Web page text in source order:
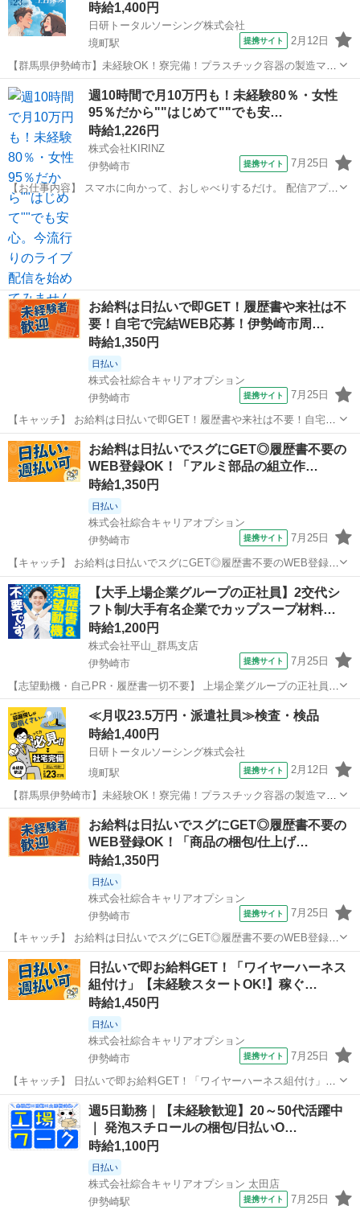
時給1,400円
日研トータルソーシング株式会社
境町駅
提携サイト 2月12日
【群馬県伊勢崎市】未経験OK！寮完備！プラスチック容器の製造マシ
ンオペレーター《お仕事No.3A446-JS》 お仕事について 化粧品や食品
等に使用されるプラスチック容器の製造です。原料（25kg）を台車を
使用して運搬およ...
群馬 伊勢崎市 境町駅 その他
週10時間で月10万円も！未経験80％・女性
95％だから""はじめて""でも安…
時給1,226円
株式会社KIRINZ
伊勢崎市
提携サイト 7月25日
【お仕事内容】 スマホに向かって、おしゃべりするだけ。 配信アプリ
（17LIVE／Pococha／IRIAM など）でライブ配信するお仕事です。
——————————— 配信内容はぜんぶ自由
——————————— ・今日...
群馬 伊勢崎市
お給料は日払いで即GET！履歴書や来社は不
要！自宅で完結WEB応募！伊勢崎市周…
時給1,350円
日払い
株式会社綜合キャリアオプション
伊勢崎市
提携サイト 7月25日
【キャッチ】 お給料は日払いで即GET！履歴書や来社は不要！自宅で
完結WEB応募！伊勢崎市周辺！ 【コメント】 ＼大手人材派遣会社で
働きませんか♪／ 「新しい職場は不安・・・」 「経験はないけどチャ
レンジしたい！」 「派...
群馬 伊勢崎市 仕分け
お給料は日払いでスグにGET◎履歴書不要の
WEB登録OK！「アルミ部品の組立作…
時給1,350円
日払い
株式会社綜合キャリアオプション
伊勢崎市
提携サイト 7月25日
【キャッチ】 お給料は日払いでスグにGET◎履歴書不要のWEB登録
OK！「アルミ部品の組立作業」高時給1350円！国定周辺！20代～40
代のスタッフが多数活躍中★ 【コメント】 製造のお仕事をお探しの方
必見！ 「経験ない...
群馬 伊勢崎市 工場
【大手上場企業グループの正社員】2交代シ
フト制/大手有名企業でカップスープ材料…
時給1,200円
株式会社平山_群馬支店
伊勢崎市
提携サイト 7月25日
【志望動機・自己PR・履歴書一切不要】 上場企業グループの正社員
(無期派遣)のお仕事になりますが、 かしこまった面接は一切ございま
せん。 ご自身の希望とする働き方や、今後のキャリアプランをお聞か
せください。 #Web選考結...
群馬 伊勢崎市 その他
≪月収23.5万円・派遣社員≫検査・検品
時給1,400円
日研トータルソーシング株式会社
境町駅
提携サイト 2月12日
【群馬県伊勢崎市】未経験OK！寮完備！プラスチック容器の製造マシ
ンオペレーター《お仕事No.3A446-JS》 お仕事について 化粧品や食品
等に使用されるプラスチック容器の製造です。原料（25kg）を台車を
使用して運搬およ...
群馬 伊勢崎市 境町駅
お給料は日払いでスグにGET◎履歴書不要の
WEB登録OK！「商品の梱包/仕上げ…
時給1,350円
日払い
株式会社綜合キャリアオプション
伊勢崎市
提携サイト 7月25日
【キャッチ】 お給料は日払いでスグにGET◎履歴書不要のWEB登録
OK！「商品の梱包/仕上げ」高時給1350円！伊勢崎周辺！20代～40代
のスタッフが多数活躍中★ 【コメント】 弊社なら事前の職場見学が多
数！お仕事安心スタ...
群馬 伊勢崎市 工場
日払いで即お給料GET！「ワイヤーハーネス
組付け」【未経験スタートOK!】稼ぐ…
時給1,450円
日払い
株式会社綜合キャリアオプション
伊勢崎市
提携サイト 7月25日
【キャッチ】 日払いで即お給料GET！「ワイヤーハーネス組付け」
【未経験スタートOK!】稼ぐ優先・高収入Work☆残業でたっぷり稼ぐ!
高時給1450円！ 【コメント】 ＼大手人材派遣会社で働きませんか♪／
「新しい職場は...
群馬 伊勢崎市 工場
週5日勤務｜【未経験歓迎】20～50代活躍中
｜ 発泡スチロールの梱包/日払いO…
時給1,100円
日払い
株式会社綜合キャリアオプション 太田店
伊勢崎駅
提携サイト 7月25日